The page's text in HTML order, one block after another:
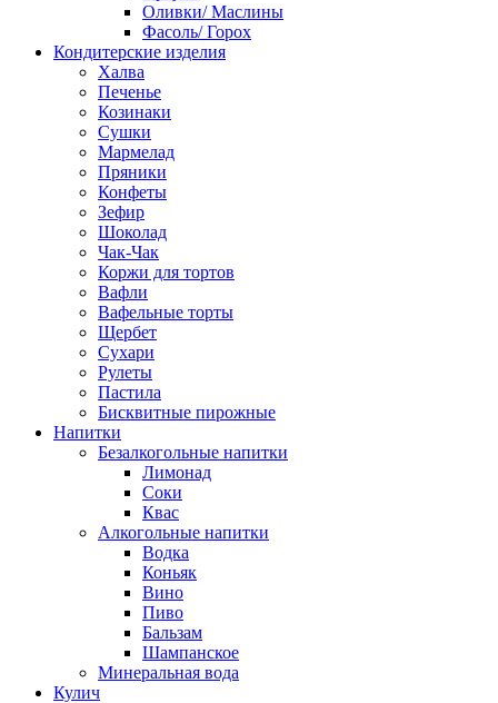
Оливки/ Маслины
Фасоль/ Горох
Кондитерские изделия
Халва
Печенье
Козинаки
Сушки
Мармелад
Пряники
Конфеты
Зефир
Шоколад
Чак-Чак
Коржи для тортов
Вафли
Вафельные торты
Щербет
Сухари
Рулеты
Пастила
Бисквитные пирожные
Напитки
Безалкогольные напитки
Лимонад
Соки
Квас
Алкогольные напитки
Водка
Коньяк
Вино
Пиво
Бальзам
Шампанское
Минеральная вода
Кулич